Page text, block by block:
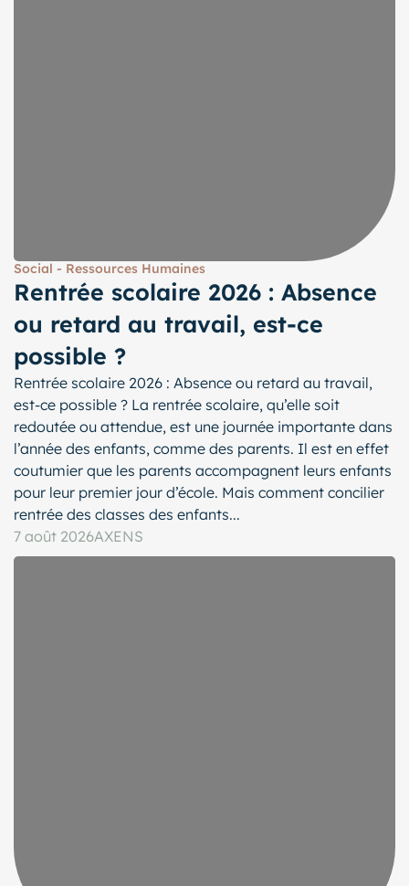
Social - Ressources Humaines
Rentrée scolaire 2026 : Absence
ou retard au travail, est-ce
possible ?
Rentrée scolaire 2026 : Absence ou retard au travail,
est-ce possible ? La rentrée scolaire, qu’elle soit
redoutée ou attendue, est une journée importante dans
l’année des enfants, comme des parents. Il est en effet
coutumier que les parents accompagnent leurs enfants
pour leur premier jour d’école. Mais comment concilier
rentrée des classes des enfants...
7 août 2026AXENS